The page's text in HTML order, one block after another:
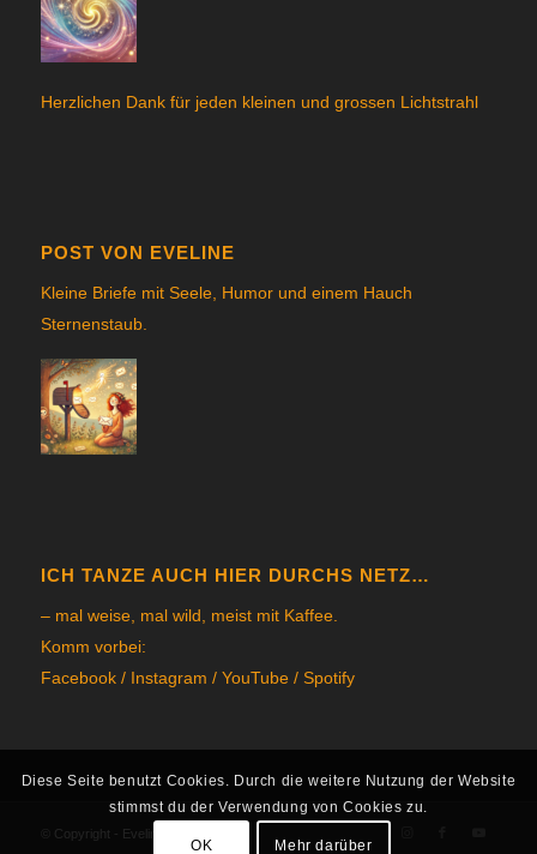
Herzlichen Dank für jeden kleinen und grossen Lichtstrahl
POST VON EVELINE
Kleine Briefe mit Seele, Humor und einem Hauch
Sternenstaub.
ICH TANZE AUCH HIER DURCHS NETZ…
– mal weise, mal wild, meist mit Kaffee.
Komm vorbei:
Facebook/ Instagram / YouTube/ Spotify
© Copyright - Eveline Rufer 2026
Diese Seite benutzt Cookies. Durch die weitere Nutzung der Website
stimmst du der Verwendung von Cookies zu.
OK Mehr darüber